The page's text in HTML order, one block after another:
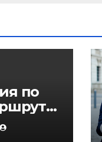
по